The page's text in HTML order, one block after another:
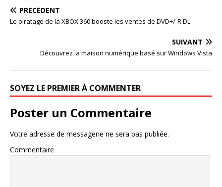
PRÉCÉDENT
Le piratage de la XBOX 360 booste les ventes de DVD+/-R DL
SUIVANT
Découvrez la maison numérique basé sur Windows Vista
SOYEZ LE PREMIER À COMMENTER
Poster un Commentaire
Votre adresse de messagerie ne sera pas publiée.
Commentaire